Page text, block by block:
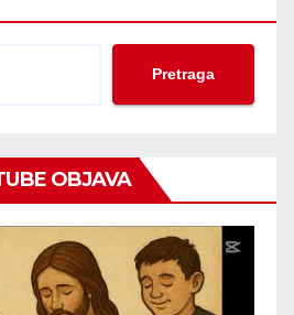
Pretraga
OBJAVA